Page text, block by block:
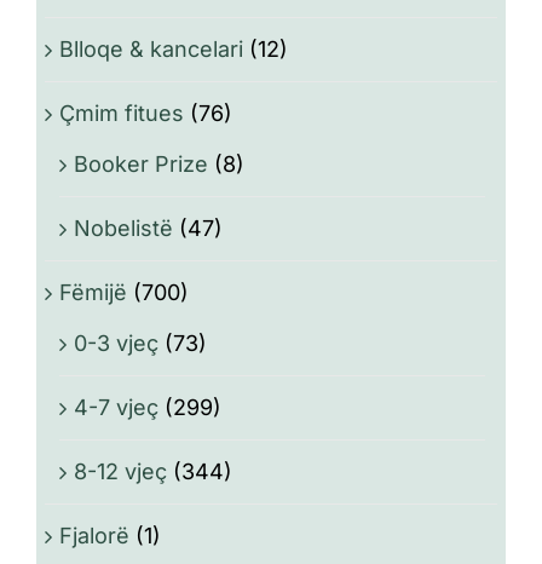
Blloqe & kancelari (12)
Çmim fitues (76)
Booker Prize (8)
Nobelistë (47)
Fëmijë (700)
0-3 vjeç (73)
4-7 vjeç (299)
8-12 vjeç (344)
Fjalorë (1)